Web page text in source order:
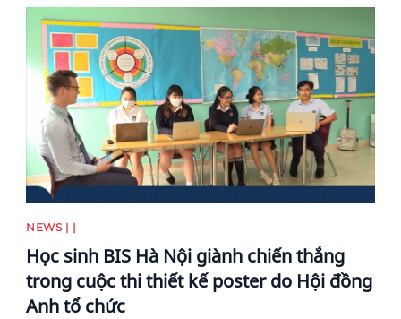
News image
NEWS | |
Học sinh BIS Hà Nội giành chiến thắng
trong cuộc thi thiết kế poster do Hội đồng
Anh tổ chức